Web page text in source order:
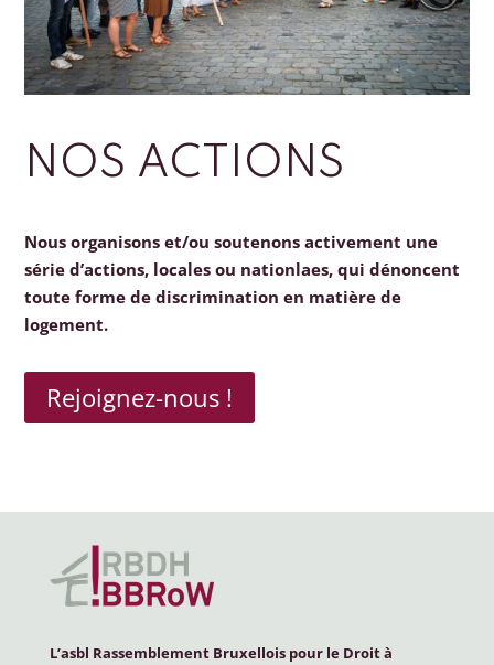
NOS ACTIONS
Nous organisons et/ou soutenons activement une
série d’actions, locales ou nationlaes, qui dénoncent
toute forme de discrimination en matière de
logement.
Rejoignez-nous !
L’asbl Rassemblement Bruxellois pour le Droit à